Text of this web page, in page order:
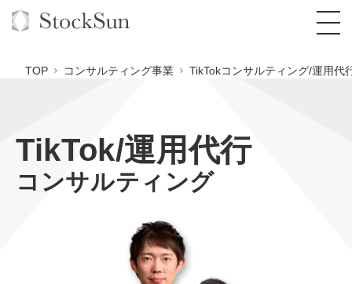
オーダーメイド支援
TOP
BPO支援
定額制営業代行『カリトルくん』
格安でAI導入支援『あいのりAI』
TOP コンサルティング事業 TikTokコンサルティング/運用代
TikTok/運用代行
コンサルティング